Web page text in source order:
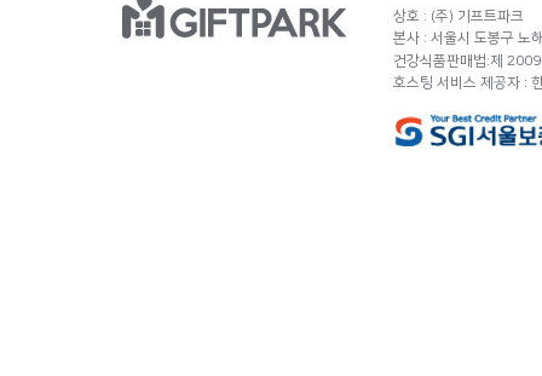
상호 : (주) 기프트파크
본사 : 서울시 도봉구 노
건강식품판매법:제
호스팅 서비스 제공자 :